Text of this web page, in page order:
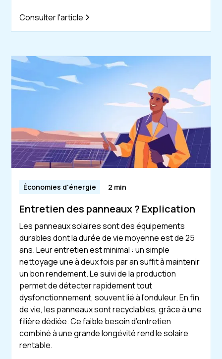
Consulter l'article
Économies d'énergie 2 min
Entretien des panneaux ? Explication
Les panneaux solaires sont des équipements
durables dont la durée de vie moyenne est de 25
ans. Leur entretien est minimal : un simple
nettoyage une à deux fois par an suffit à maintenir
un bon rendement. Le suivi de la production
permet de détecter rapidement tout
dysfonctionnement, souvent lié à l’onduleur. En fin
de vie, les panneaux sont recyclables, grâce à une
filière dédiée. Ce faible besoin d’entretien
combiné à une grande longévité rend le solaire
rentable.